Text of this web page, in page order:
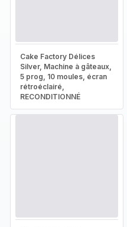
Cake Factory Délices
Silver, Machine à gâteaux,
5 prog, 10 moules, écran
rétroéclairé,
RECONDITIONNÉ